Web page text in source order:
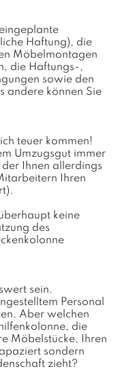
Haftung), die
Möbelmontagen
die Haftungs-,
sowie den
andere können Sie
teuer kommen!
Umzugsgut immer
Ihnen allerdings
Ihren
keine
des
sein.
Personal
Aber welchen
die
Möbelstücke, Ihren
sondern
zieht?